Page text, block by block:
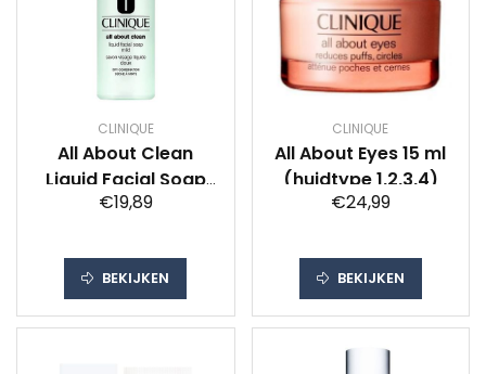
CLINIQUE
All About Clean
Liquid Facial Soap
Mild 200 ml
€19,89
BEKIJKEN
CLINIQUE
All About Eyes 15 ml
(huidtype 1,2,3,4)
€24,99
BEKIJKEN